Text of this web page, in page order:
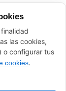
120las cookies,
o configurar tus
cookies.